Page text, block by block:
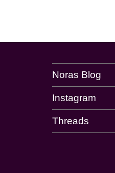
Noras Blog
Instagram
Threads